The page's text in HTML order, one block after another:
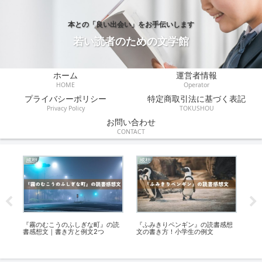
本との「良い出会い」をお手伝いします
若い読者のための文学館
ホーム
HOME
運営者情報
Operator
プライバシーポリシー
Privacy Policy
特定商取引法に基づく表記
TOKUSHOU
お問い合わせ
CONTACT
感想
『霧のむこうのふしぎな町』の読
書感想文｜書き方と例文2つ
感想
『ふみきりペンギン』の読書感想
文の書き方！小学生の例文